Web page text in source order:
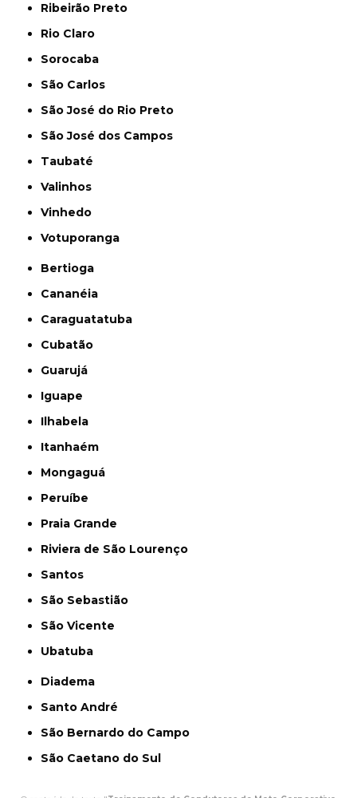
Ribeirão Preto
Rio Claro
Sorocaba
São Carlos
São José do Rio Preto
São José dos Campos
Taubaté
Valinhos
Vinhedo
Votuporanga
Bertioga
Cananéia
Caraguatatuba
Cubatão
Guarujá
Iguape
Ilhabela
Itanhaém
Mongaguá
Peruíbe
Praia Grande
Riviera de São Lourenço
Santos
São Sebastião
São Vicente
Ubatuba
Diadema
Santo André
São Bernardo do Campo
São Caetano do Sul